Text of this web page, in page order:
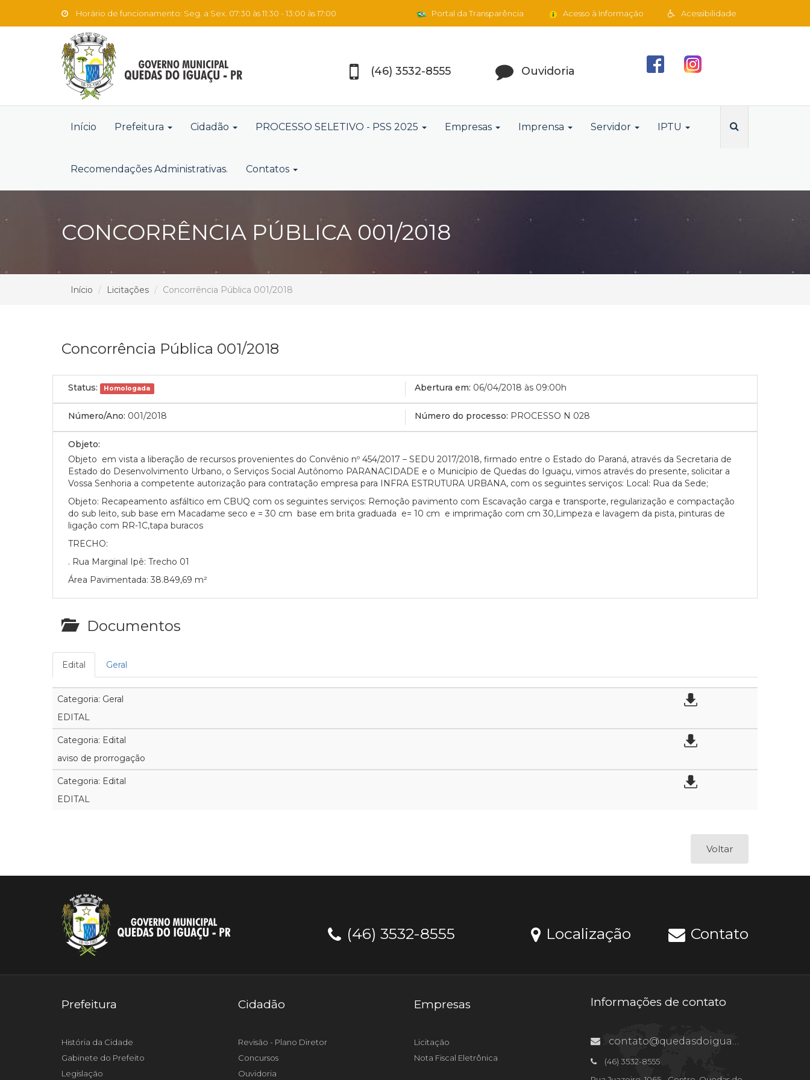
Horário de funcionamento: Seg. a Sex. 07:30 às 11:30 - 13:00 às 17:00 Acessibilidade
Acesso à Informação
Portal da Transparência
(46) 3532-8555 Ouvidoria
Início Prefeitura Cidadão PROCESSO SELETIVO - PSS 2025 Empresas Imprensa Servidor IPTU
Recomendações Administrativas. Contatos
CONCORRÊNCIA PÚBLICA 001/2018
Início Licitações Concorrência Pública 001/2018
Concorrência Pública 001/2018
Status: Homologada Abertura em: 06/04/2018 às 09:00h
Número/Ano: 001/2018 Número do processo: PROCESSO N 028
Objeto:
Objeto em vista a liberação de recursos provenientes do Convênio nº 454/2017 – SEDU 2017/2018, firmado entre o Estado do Paraná, através da Secretaria de
Estado do Desenvolvimento Urbano, o Serviços Social Autônomo PARANACIDADE e o Município de Quedas do Iguaçu, vimos através do presente, solicitar a
Vossa Senhoria a competente autorização para contratação empresa para INFRA ESTRUTURA URBANA, com os seguintes serviços: Local: Rua da Sede;
Objeto: Recapeamento asfáltico em CBUQ com os seguintes serviços: Remoção pavimento com Escavação carga e transporte, regularização e compactação
do sub leito, sub base em Macadame seco e = 30 cm base em brita graduada e= 10 cm e imprimação com cm 30,Limpeza e lavagem da pista, pinturas de
ligação com RR-1C,tapa buracos
TRECHO:
. Rua Marginal Ipê: Trecho 01
Área Pavimentada: 38.849,69 m²
Documentos
Edital Geral
Categoria: Geral
EDITAL
Categoria: Edital
aviso de prorrogação
Categoria: Edital
EDITAL
Voltar
(46) 3532-8555 Localização Contato
Prefeitura
História da Cidade
Gabinete do Prefeito
Legislação
Cidadão
Revisão - Plano Diretor
Concursos
Ouvidoria
Empresas
Licitação
Nota Fiscal Eletrônica
Informações de contato
contato@quedasdoiguacu.pr.gov.br
(46) 3532-8555